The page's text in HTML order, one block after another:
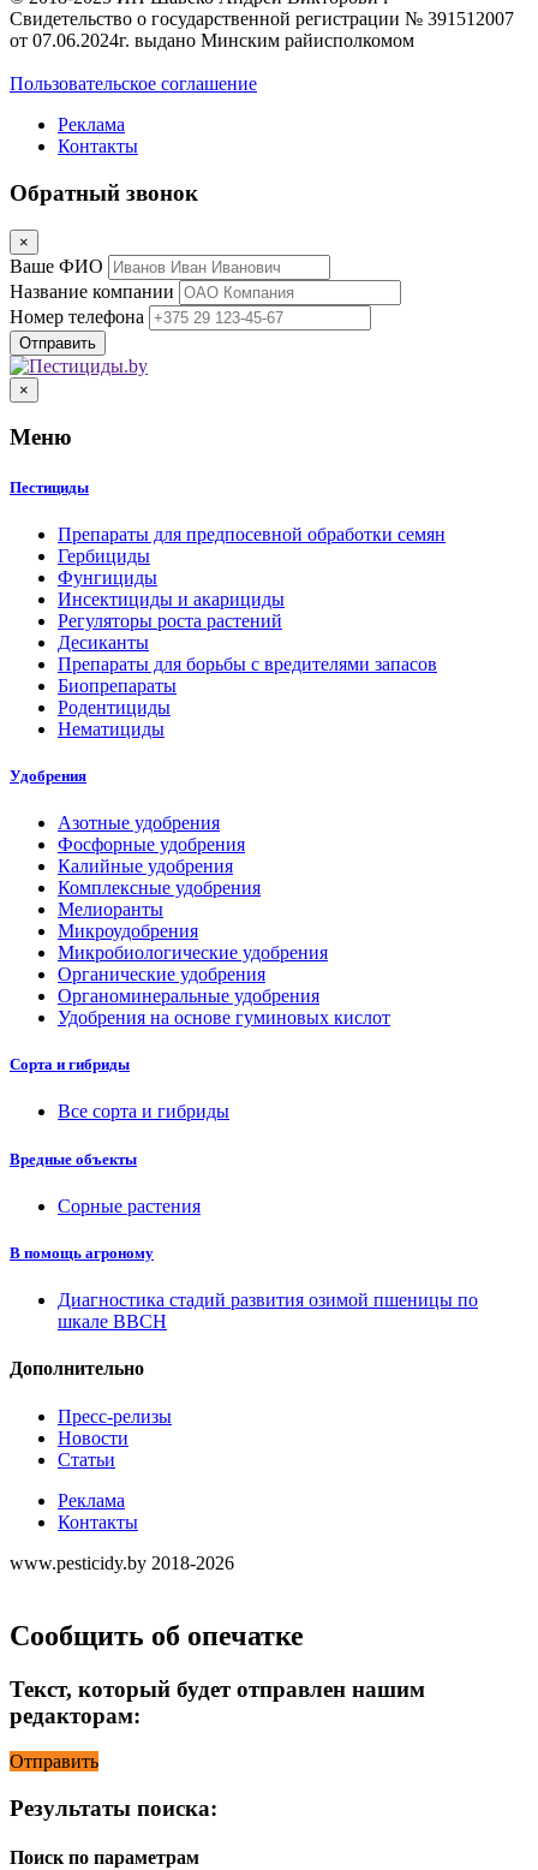
Свидетельство о государственной регистрации № 391512007
от 07.06.2024г. выдано Минским райисполкомом
Пользовательское соглашение
Реклама
Контакты
Обратный звонок
×
Ваше ФИО
Название компании
Номер телефона
×
Меню
Пестициды
Препараты для предпосевной обработки семян
Гербициды
Фунгициды
Инсектициды и акарициды
Регуляторы роста растений
Десиканты
Препараты для борьбы с вредителями запасов
Биопрепараты
Родентициды
Нематициды
Удобрения
Азотные удобрения
Фосфорные удобрения
Калийные удобрения
Комплексные удобрения
Мелиоранты
Микроудобрения
Микробиологические удобрения
Органические удобрения
Органоминеральные удобрения
Удобрения на основе гуминовых кислот
Сорта и гибриды
Все сорта и гибриды
Вредные объекты
Сорные растения
В помощь агроному
Диагностика стадий развития озимой пшеницы по
шкале ВВСН
Дополнительно
Пресс-релизы
Новости
Статьи
Реклама
Контакты
www.pesticidy.by 2018-2026
Сообщить об опечатке
Текст, который будет отправлен нашим
редакторам:
Отправить
Результаты поиска:
Поиск по параметрам